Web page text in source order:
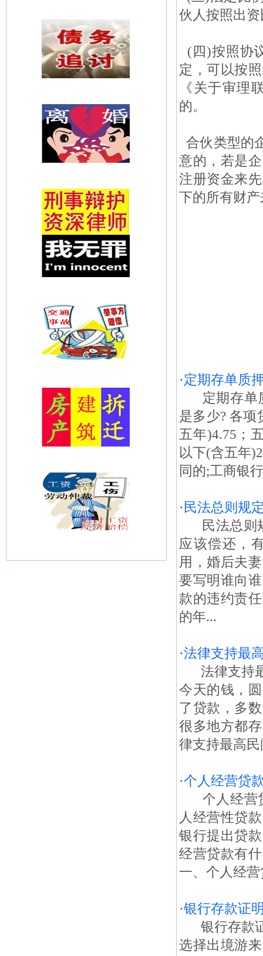
伙人按照出
(四)按照协
定，可以按
《关于审理
的。
合伙类型的
意的，若是
注册资金来
下的所有财
·定期存单质
定期存单
是多少? 各项
五年)4.75；
以下(含五年
同的;工商银
·民法总则规
民法总则规
应该偿还，
用，婚后夫
要写明谁向
款的违约责
的年...
·法律支持最
法律支持最
今天的钱，
了贷款，多
很多地方都
律支持最高
·个人经营贷
个人经营
人经营性贷
银行提出贷
经营贷款有
一、个人经
·银行存款证
银行存款证
选择出境游